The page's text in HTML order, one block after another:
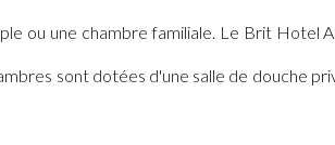
ou une chambre familiale. Le Brit Hotel
sont dotées d'une salle de douche